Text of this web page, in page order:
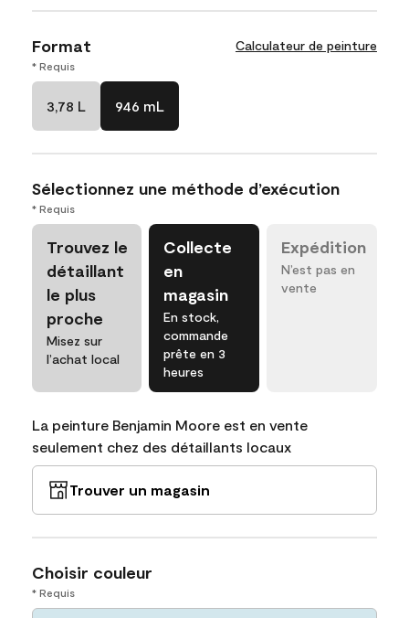
Format Calculateur de peinture
* Requis
3,78 L 946 mL
Sélectionnez une méthode d’exécution
* Requis
Trouvez le
détaillant
le plus
proche
Misez sur
l’achat local
Collecte
en
magasin
En stock,
commande
prête en 3
heures
Expédition
N’est pas en
vente
La peinture Benjamin Moore est en vente
seulement chez des détaillants locaux
Trouver un magasin
Choisir couleur
* Requis